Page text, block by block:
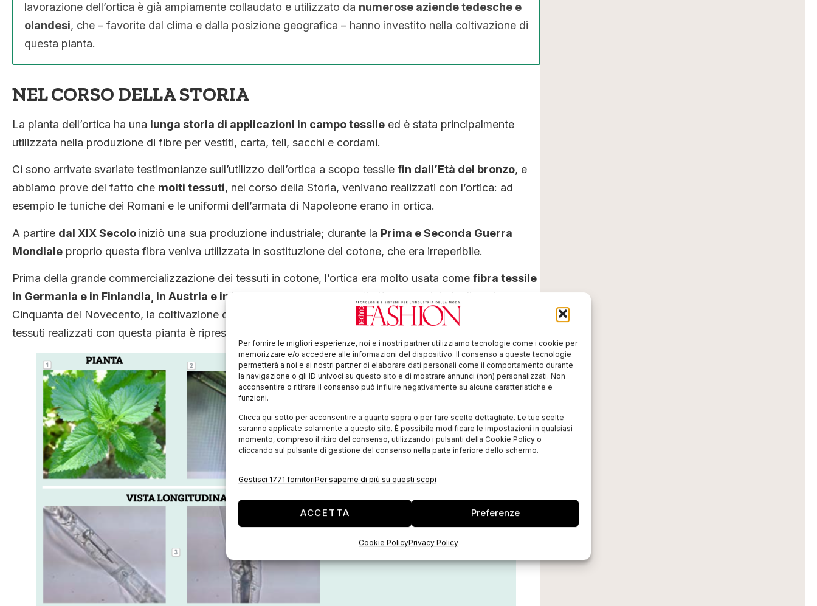
Per fornire le migliori esperienze, noi e i nostri partner utilizziamo tecnologie come i cookie per
memorizzare e/o accedere alle informazioni del dispositivo. Il consenso a queste tecnologie
permetterà a noi e ai nostri partner di elaborare dati personali come il comportamento durante
la navigazione o gli ID univoci su questo sito e di mostrare annunci (non) personalizzati. Non
acconsentire o ritirare il consenso può influire negativamente su alcune caratteristiche e
funzioni.
Clicca qui sotto per acconsentire a quanto sopra o per fare scelte dettagliate. Le tue scelte
saranno applicate solamente a questo sito. È possibile modificare le impostazioni in qualsiasi
momento, compreso il ritiro del consenso, utilizzando i pulsanti della Cookie Policy o
cliccando sul pulsante di gestione del consenso nella parte inferiore dello schermo.
Gestisci 1771 fornitoriPer saperne di più su questi scopi
ACCETTA Preferenze
Cookie PolicyPrivacy Policy
lavorazione dell’ortica è già ampiamente collaudato e utilizzato da numerose aziende tedesche e
olandesi, che – favorite dal clima e dalla posizione geografica – hanno investito nella coltivazione di
questa pianta.
NEL CORSO DELLA STORIA
La pianta dell’ortica ha una lunga storia di applicazioni in campo tessile ed è stata principalmente
utilizzata nella produzione di fibre per vestiti, carta, teli, sacchi e cordami.
Ci sono arrivate svariate testimonianze sull’utilizzo dell’ortica a scopo tessile fin dall’Età del bronzo, e
abbiamo prove del fatto che molti tessuti, nel corso della Storia, venivano realizzati con l’ortica: ad
esempio le tuniche dei Romani e le uniformi dell’armata di Napoleone erano in ortica.
A partire dal XIX Secolo iniziò una sua produzione industriale; durante la Prima e Seconda Guerra
Mondiale proprio questa fibra veniva utilizzata in sostituzione del cotone, che era irreperibile.
Prima della grande commercializzazione dei tessuti in cotone, l’ortica era molto usata come fibra tessile
in Germania e in Finlandia, in Austria e in Italia
; con l’arrivo di tessuti più economici, dagli anni
Cinquanta del Novecento, la coltivazione di ortica terminò. Poi dagli anni Novanta la produzione dei
tessuti realizzati con questa pianta è ripresa